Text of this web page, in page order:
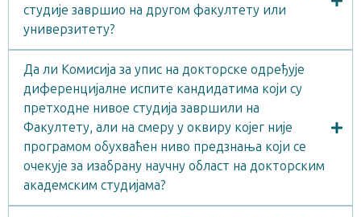
студије завршио на другом факултету или
универзитету?
Да ли Комисија за упис на докторске одређује
диференцијалне испите кандидатима који су
претходне нивое студија завршили на
Факултету, али на смеру у оквиру којег није
програмом обухваћен ниво предзнања који се
очекује за изабрану научну област на докторским
академским студијама?